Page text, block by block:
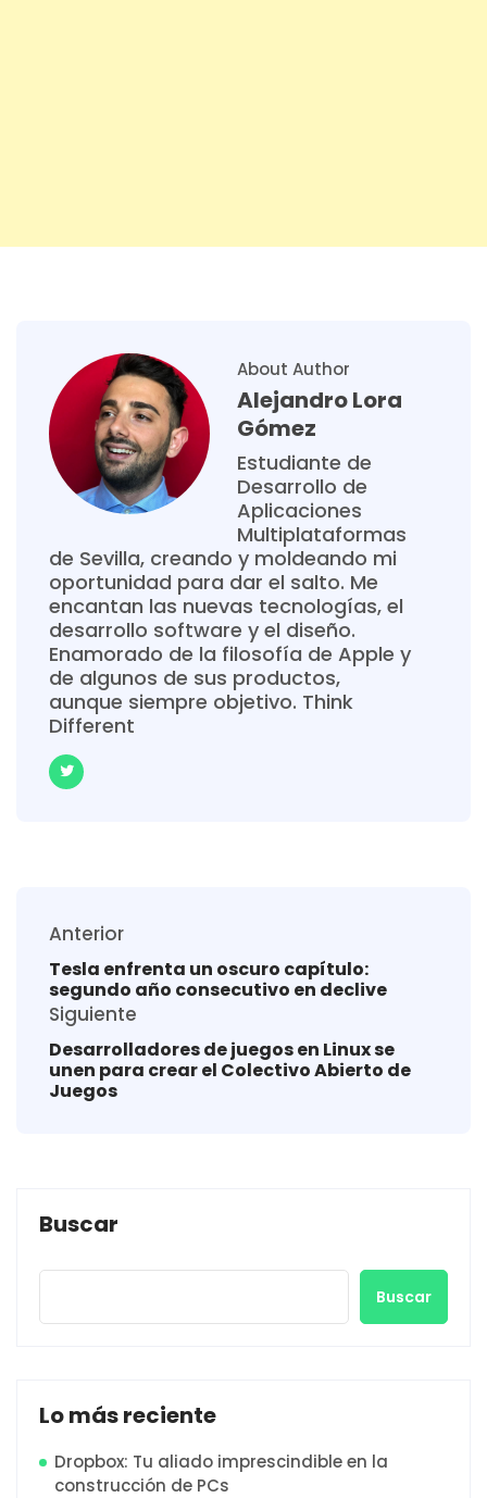
About Author
Alejandro Lora
Gómez
Estudiante de
Desarrollo de
Aplicaciones
Multiplataformas
de Sevilla, creando y moldeando mi
oportunidad para dar el salto. Me
encantan las nuevas tecnologías, el
desarrollo software y el diseño.
Enamorado de la filosofía de Apple y
de algunos de sus productos,
aunque siempre objetivo. Think
Different
Anterior
Tesla enfrenta un oscuro capítulo:
segundo año consecutivo en declive
Siguiente
Desarrolladores de juegos en Linux se
unen para crear el Colectivo Abierto de
Juegos
Buscar
Buscar
Lo más reciente
Dropbox: Tu aliado imprescindible en la
construcción de PCs